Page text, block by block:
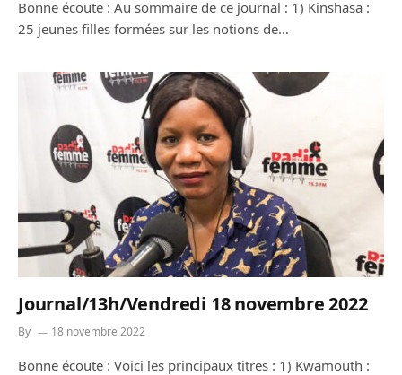
Bonne écoute : Au sommaire de ce journal : 1) Kinshasa :
25 jeunes filles formées sur les notions de…
Journal/13h/Vendredi 18 novembre 2022
By 18 novembre 2022
Bonne écoute : Voici les principaux titres : 1) Kwamouth :